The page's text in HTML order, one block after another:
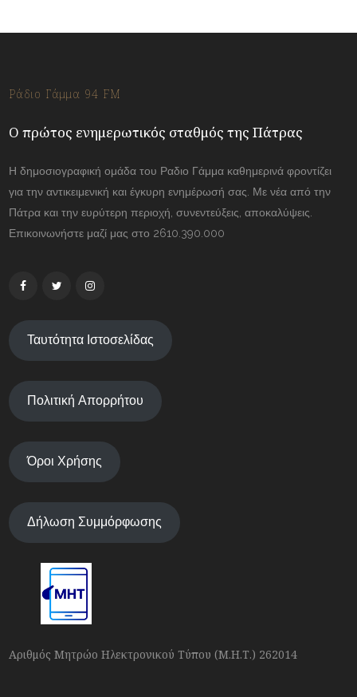
Ράδιο Γάμμα 94 FM
Ο πρώτος ενημερωτικός σταθμός της Πάτρας
Η δημοσιογραφική ομάδα του Ραδιο Γάμμα καθημερινά φροντίζει
για την αντικειμενική και έγκυρη ενημέρωσή σας. Με νέα από την
Πάτρα και την ευρύτερη περιοχή, συνεντεύξεις, αποκαλύψεις.
Επικοινωνήστε μαζί μας στο 2610.390.000
Ταυτότητα Ιστοσελίδας
Πολιτική Απορρήτου
Όροι Χρήσης
Δήλωση Συμμόρφωσης
Αριθμός Μητρώο Ηλεκτρονικού Τύπου (Μ.Η.Τ.) 262014